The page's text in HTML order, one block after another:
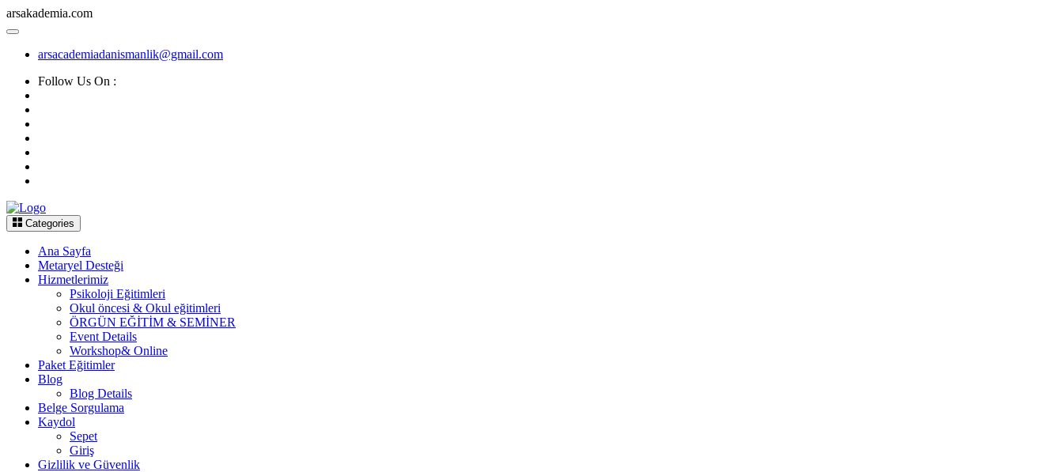
arsakademia.com
arsacademiadanismanlik@gmail.com
Follow Us On :
Categories
Ana Sayfa
Metaryel Desteği
Hizmetlerimiz
Psikoloji Eğitimleri
Okul öncesi & Okul eğitimleri
ÖRGÜN EĞİTİM & SEMİNER
Event Details
Workshop& Online
Paket Eğitimler
Blog
Blog Details
Belge Sorgulama
Kaydol
Sepet
Giriş
Gizlilik ve Güvenlik